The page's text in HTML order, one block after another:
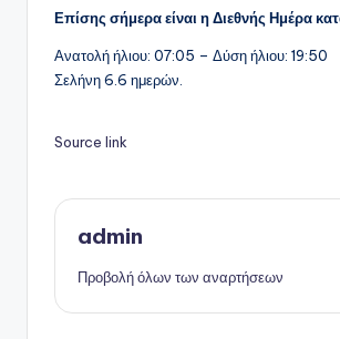
Επίσης σήμερα είναι η Διεθνής Ημέρα
Ανατολή ήλιου: 07:05 – Δύση ήλιου: 19:50
Σελήνη 6.6 ημερών.
Source link
admin
Προβολή όλων των αναρτήσεων